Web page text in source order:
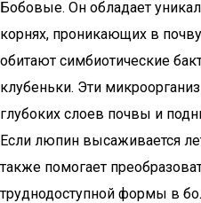
Бобовые. Он обладает
корнях, проникающих в
обитают симбиотические
клубеньки. Эти
глубоких слоев почвы и
Если люпин высаживается
также помогает
труднодоступной формы в